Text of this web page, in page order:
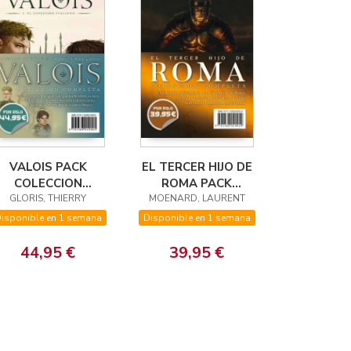
VALOIS PACK
COLECCION
COMPLETA
GLORIS, THIERRY
en 1 semana
44,95 €
EL TERCER HIJO DE
ROMA PACK
OFERTA COLECCION
COMPLETA
MOENARD, LAURENT
Disponible en 1 semana
39,95 €